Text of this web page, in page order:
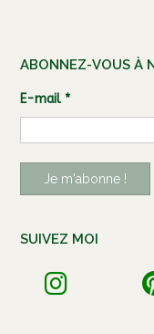
ABONNEZ-VOUS À
E-mail *
SUIVEZ MOI